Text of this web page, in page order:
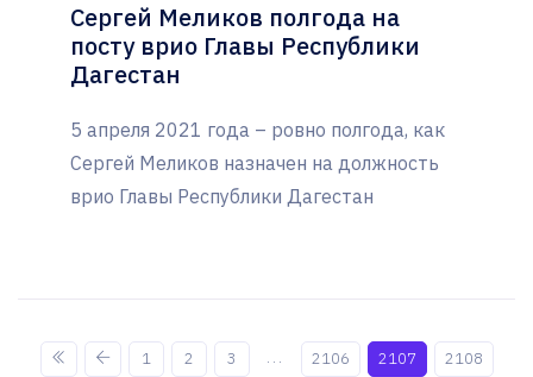
Сергей Меликов полгода на
посту врио Главы Республики
Дагестан
5 апреля 2021 года – ровно полгода, как
Сергей Меликов назначен на должность
врио Главы Республики Дагестан
1 2 3 ... 2106 2107
2108